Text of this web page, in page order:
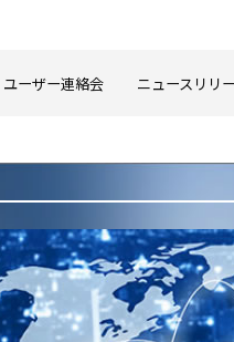
ユーザー連絡会 ニュースリリ